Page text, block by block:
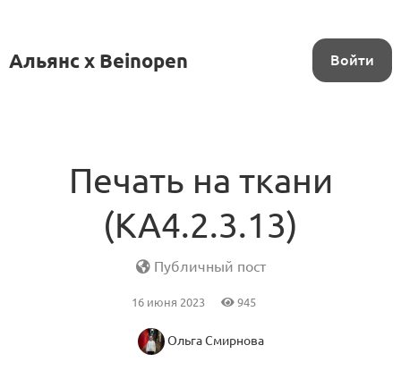
Альянс x Beinopen Войти
Печать на ткани
(KA4.2.3.13)
Публичный пост
16 июня 2023 945
Ольга Смирнова